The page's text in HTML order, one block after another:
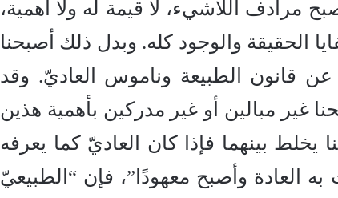
مرادف اللاشيء، لا قيمة له ولا أهمية،
الحقيقة والوجود كله. وبدل ذلك أصبحنا
قانون الطبيعة وناموس العاديّ. وقد
غير مبالين أو غير مدركين بأهمية هذين
يخلط بينهما فإذا كان العاديّ كما يعرفه
العادة وأصبح معهودًا”، فإن “الطبيعيّ